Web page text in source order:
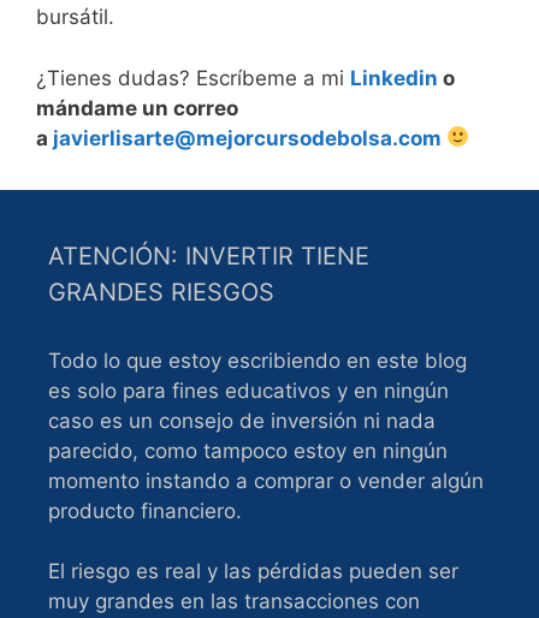
bursátil.
¿Tienes dudas? Escríbeme a mi Linkedin o
mándame un correo
a javierlisarte@mejorcursodebolsa.com
ATENCIÓN: INVERTIR TIENE
GRANDES RIESGOS
Todo lo que estoy escribiendo en este blog
es solo para fines educativos y en ningún
caso es un consejo de inversión ni nada
parecido, como tampoco estoy en ningún
momento instando a comprar o vender algún
producto financiero.
El riesgo es real y las pérdidas pueden ser
muy grandes en las transacciones con